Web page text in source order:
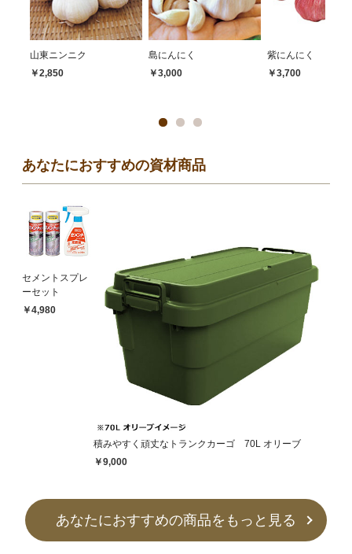
山東ニンニク
￥2,850
島にんにく
￥3,000
紫にんにく
￥3,700
あなたにおすすめの資材商品
セメントスプレ
ーセット
￥4,980
積みやすく頑丈なトランクカーゴ 70L オリーブ
￥9,000
あなたにおすすめの商品をもっと見る